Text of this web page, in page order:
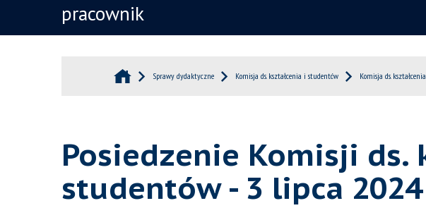
pracownik
Sprawy dydaktyczne Komisja ds. kształcenia i studentów Komisja ds.
Posiedzenie Komisji ds.
studentów - 3 lipca